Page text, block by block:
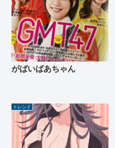
がばいばあちゃん
トレンド